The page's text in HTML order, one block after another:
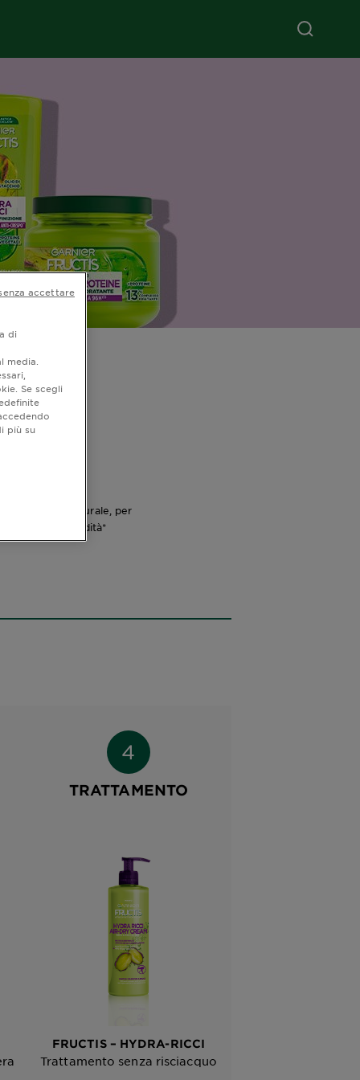
di origine naturale, per
l’80% di umidità*
TRATTAMENTO
FRUCTIS – HYDRA-RICCI
Trattamento senza risciacquo
di
media.
Se scegli
più su
accettare